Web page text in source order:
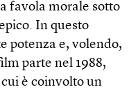
favola morale sotto
In questo
potenza e, volendo,
parte nel 1988,
è coinvolto un